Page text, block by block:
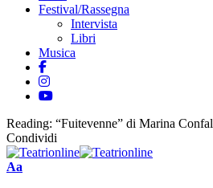
Festival/Rassegna
Intervista
Libri
Musica
Reading: “Fuitevenne” di Marina
Condividi
Font
Aa